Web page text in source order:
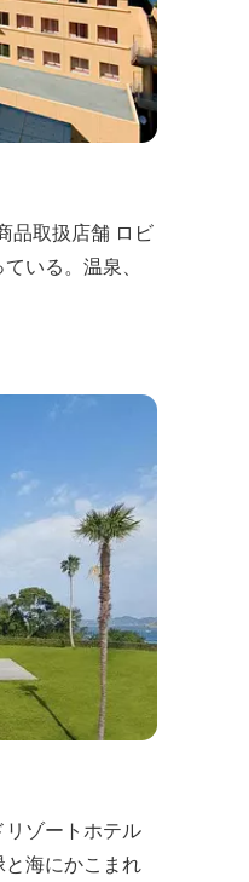
扱店舗 ロビ
いる。温泉、
ゾートホテル
海にかこまれ